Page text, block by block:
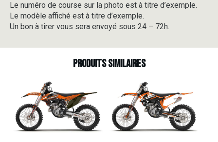
Le numéro de course sur la photo est à titre d’exemple.
Le modèle affiché est à titre d’exemple.
Un bon à tirer vous sera envoyé sous 24 – 72h.
Produits similaires